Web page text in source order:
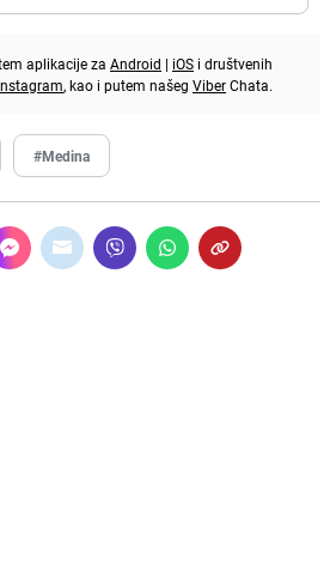
aplikacije za Android | iOS i društvenih
, kao i putem našeg ViberChata.
#Medina